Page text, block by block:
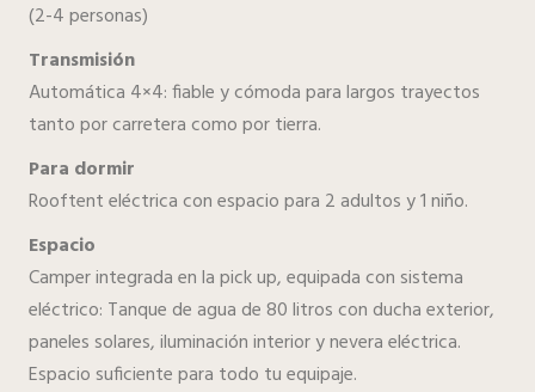
(2-4 personas)
Transmisión
Automática 4×4: fiable y cómoda para largos trayectos
tanto por carretera como por tierra.
Para dormir
Rooftent eléctrica con espacio para 2 adultos y 1 niño.
Espacio
Camper integrada en la pick up, equipada con sistema
eléctrico: Tanque de agua de 80 litros con ducha exterior,
paneles solares, iluminación interior y nevera eléctrica.
Espacio suficiente para todo tu equipaje.